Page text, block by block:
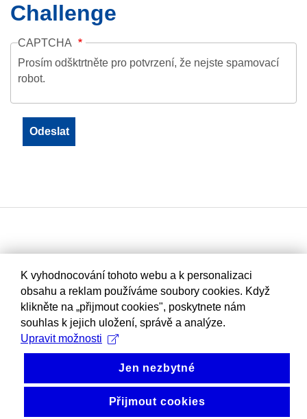
Challenge
CAPTCHA
Prosím odšktrtněte pro potvrzení, že nejste spamovací
robot.
K vyhodnocování tohoto webu a k personalizaci
obsahu a reklam používáme soubory cookies. Když
klikněte na „přijmout cookies", poskytnete nám
souhlas k jejich uložení, správě a analýze.
Upravit možnosti
Jen nezbytné
Přijmout cookies